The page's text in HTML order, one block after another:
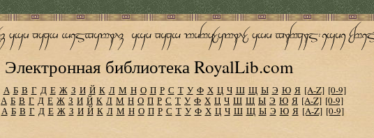
Электронная библиотека RoyalLib.com
А Б В Г Д Е Ж З И Й К Л М Н О П Р С Т У Ф Х Ц Ч Ш Щ Ы Э Ю Я [A-Z] [0-9]
А Б В Г Д Е Ж З И Й К Л М Н О П Р С Т У Ф Х Ц Ч Ш Щ Ы Э Ю Я [A-Z] [0-9]
А Б В Г Д Е Ж З И Й К Л М Н О П Р С Т У Ф Х Ц Ч Ш Щ Ы Э Ю Я [A-Z] [0-9]